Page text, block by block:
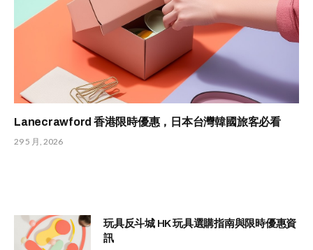
Lanecrawford 香港限時優惠，日本台灣韓國旅客必看
29 5 月, 2026
玩具反斗城 HK 玩具選購指南與限時優惠資
訊